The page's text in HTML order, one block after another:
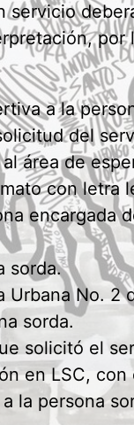
servicio
a la
del
área de
con letra
encargada
sorda.
Urbana No.
sorda.
solicitó el
en LSC,
la persona